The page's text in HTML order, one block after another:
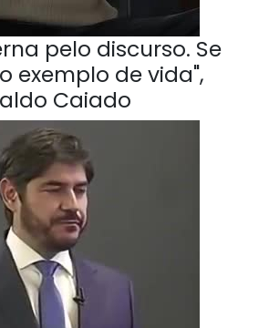
pelo discurso. Se
exemplo de vida",
Caiado